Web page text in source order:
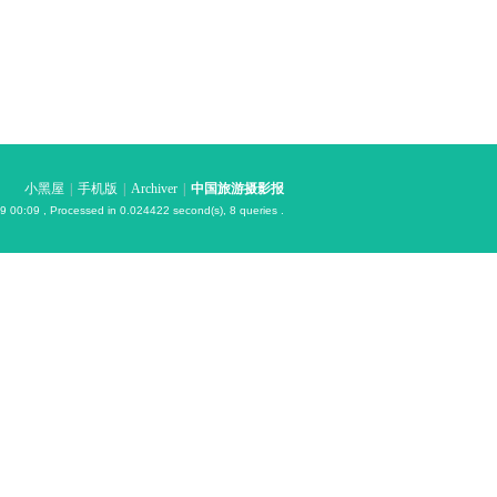
小黑屋 手机版 Archiver 中国旅游摄影报
00:09 , Processed in 0.024422 second(s), 8 queries .